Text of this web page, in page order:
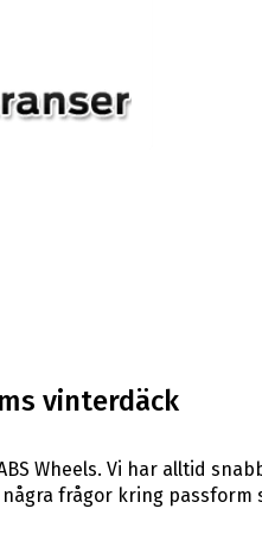
vinterdäck
Wheels. Vi har alltid
frågor kring